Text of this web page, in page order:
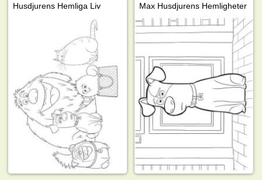
Husdjurens Hemliga Liv Max Husdjurens Hemligheter